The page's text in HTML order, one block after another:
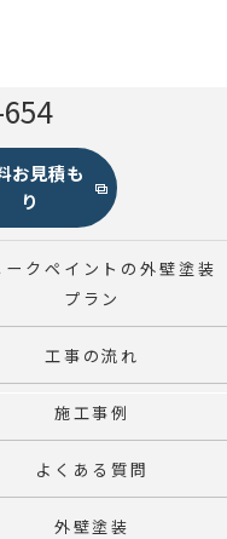
お見積も
り
ークペイントの外壁塗装
プラン
工事の流れ
施工事例
よくある質問
外壁塗装